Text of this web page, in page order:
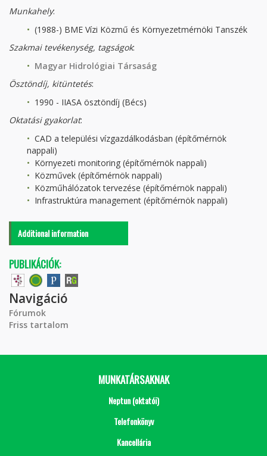
Munkahely:
(1988-) BME Vízi Közmű és Környezetmérnöki Tanszék
Szakmai tevékenység, tagságok:
Magyar Hidrológiai Társaság
Ösztöndíj, kitüntetés:
1990 - IIASA ösztöndíj (Bécs)
Oktatási gyakorlat:
CAD a települési vízgazdálkodásban (építőmérnök
nappali)
Környezeti monitoring (építőmérnök nappali)
Közművek (építőmérnök nappali)
Közműhálózatok tervezése (építőmérnök nappali)
Infrastruktúra management (építőmérnök nappali)
Additional information
PUBLIKÁCIÓK:
Navigáció
Fórumok
Friss tartalom
MUNKATÁRSAKNAK
Neptun (oktatói)
Telefonkönyv
Kancellária